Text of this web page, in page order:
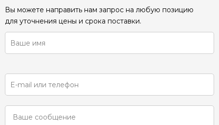
Вы можете направить нам запрос на любую позицию
для уточнения цены и срока поставки.